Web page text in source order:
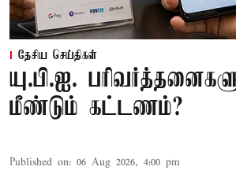
தேசிய செய்திகள்
யு.பி.ஐ.
மீண்டும் கட்டணம்?
Published on: 06 Aug 2026, 4:00 pm